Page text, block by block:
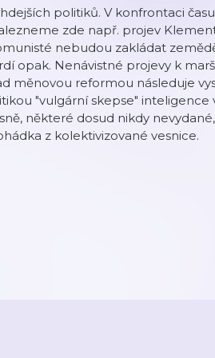
politiků. V konfrontaci
zde např. projev
nebudou zakládat
opak. Nenávistné projevy k
měnovou reformou následuje
"vulgární skepse"
některé dosud nikdy
z kolektivizované vesnice.